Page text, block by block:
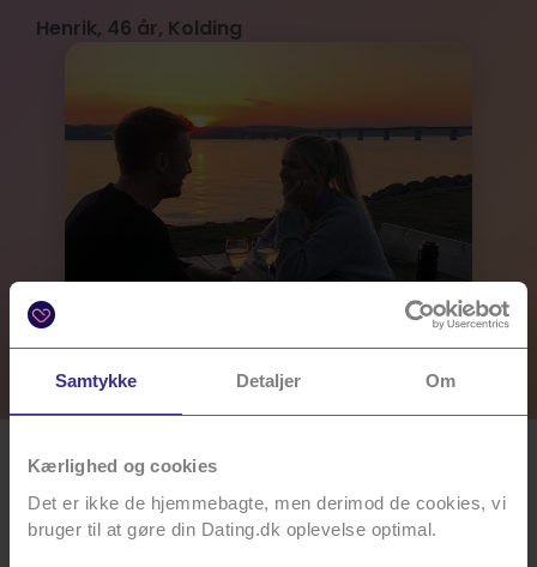
Samtykke Detaljer Om
Kærlighed og cookies
Det er ikke de hjemmebagte, men derimod de cookies, vi
bruger til at gøre din Dating.dk oplevelse optimal.
Henrik, 46 år, Kolding
Populære datesteder i
Region Sydjylland